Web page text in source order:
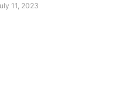
11, 2023